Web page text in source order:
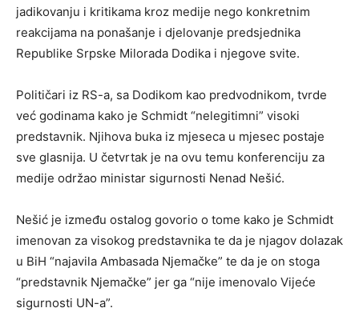
jadikovanju i kritikama kroz medije nego konkretnim
reakcijama na ponašanje i djelovanje predsjednika
Republike Srpske Milorada Dodika i njegove svite.
Političari iz RS-a, sa Dodikom kao predvodnikom, tvrde
već godinama kako je Schmidt “nelegitimni” visoki
predstavnik. Njihova buka iz mjeseca u mjesec postaje
sve glasnija. U četvrtak je na ovu temu konferenciju za
medije održao ministar sigurnosti Nenad Nešić.
Nešić je između ostalog govorio o tome kako je Schmidt
imenovan za visokog predstavnika te da je njagov dolazak
u BiH “najavila Ambasada Njemačke” te da je on stoga
“predstavnik Njemačke” jer ga “nije imenovalo Vijeće
sigurnosti UN-a”.